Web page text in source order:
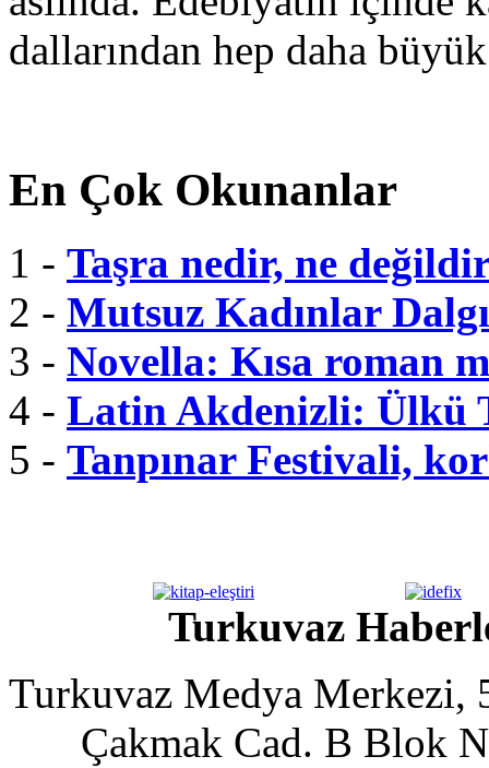
dallarından hep daha
En Çok Okunanlar
1 - Taşra nedir, ne
2 - Mutsuz Kadınlar
3 - Novella: Kısa roman
4 - Latin Akdenizli: Ülkü
5 - Tanpınar Festivali,
Turkuvaz
Turkuvaz Medya Merkezi,
Çakmak Cad. B Blok